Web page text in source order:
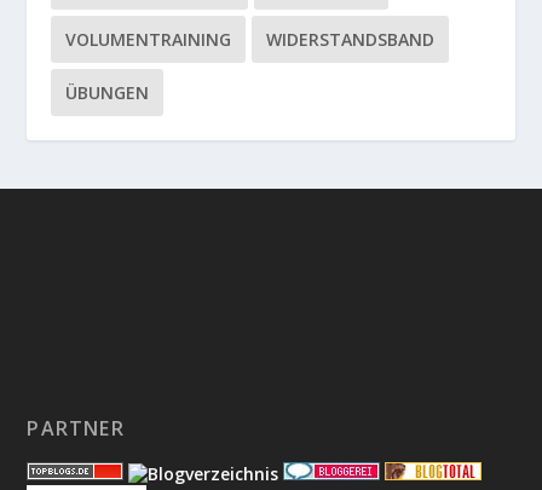
VOLUMENTRAINING WIDERSTANDSBAND
ÜBUNGEN
PARTNER